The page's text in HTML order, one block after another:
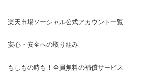
楽天市場ソーシャル公式アカウント一覧
安心・安全への取り組み
もしもの時も！全員無料の補償サービス